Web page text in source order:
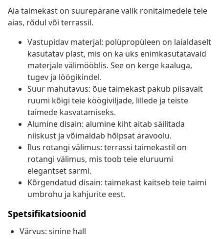
Aia taimekast on suurepärane valik ronitaimedele teie
aias, rõdul või terrassil.
Vastupidav materjal: polüpropüleen on laialdaselt
kasutatav plast, mis on ka üks enimkasutatavaid
materjale välimööblis. See on kerge kaaluga,
tugev ja löögikindel.
Suur mahutavus: õue taimekast pakub piisavalt
ruumi kõigi teie köögiviljade, lillede ja teiste
taimede kasvatamiseks.
Alumine disain: alumine kiht aitab säilitada
niiskust ja võimaldab hõlpsat äravoolu.
Ilus rotangi välimus: terrassi taimekastil on
rotangi välimus, mis toob teie eluruumi
elegantset sarmi.
Kõrgendatud disain: taimekast kaitseb teie taimi
umbrohu ja kahjurite eest.
Spetsifikatsioonid
Värvus: sinine hall